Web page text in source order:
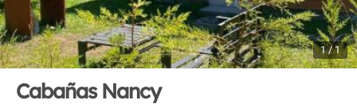
1 / 1
Cabañas Nancy